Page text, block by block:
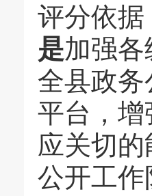
评分依
是加强
全县政
平台，
应关切
公开工作